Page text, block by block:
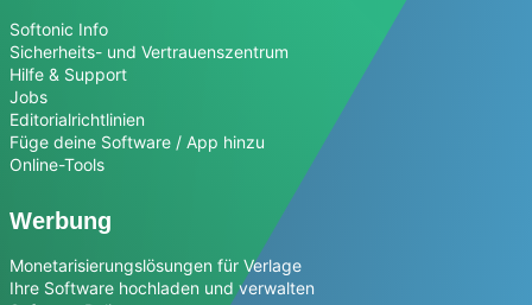
Softonic Info
Sicherheits- und Vertrauenszentrum
Hilfe & Support
Jobs
Editorialrichtlinien
Füge deine Software / App hinzu
Online-Tools
Werbung
Monetarisierungslösungen für Verlage
Ihre Software hochladen und verwalten